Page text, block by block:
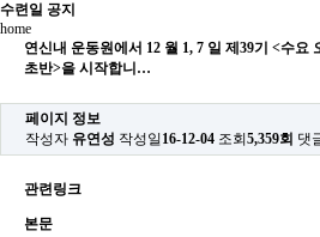
수련일 공지
home
연신내 운동원에서 12 월 1, 7 일 제39기 <수요
초반>을 시작합니…
페이지 정보
작성자 유연성 작성일 16-12-04 조회 5,359회 댓
관련링크
본문